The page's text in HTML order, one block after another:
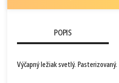
POPIS
Výčapný ležiak svetlý. Pasterizovaný.